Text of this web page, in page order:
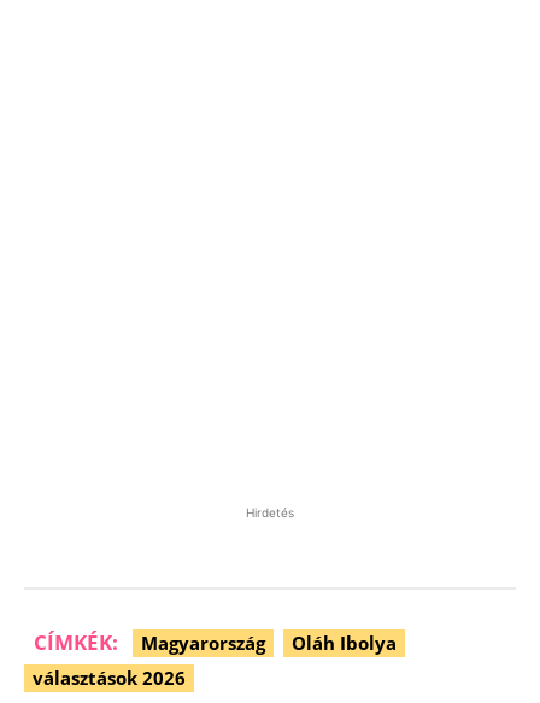
Hirdetés
CÍMKÉK: Magyarország
Oláh Ibolya
választások 2026